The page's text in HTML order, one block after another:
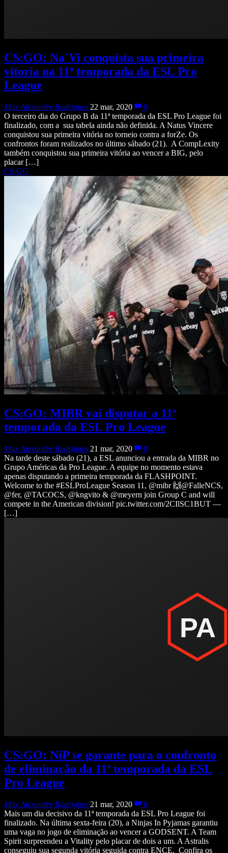
CS:GO: Na`Vi conquista sua primeira
vitoria na 11ª temporada da ESL Pro
League
Max Alexandre Rodrigues 22 mar, 2020
0
O terceiro dia do Grupo B da 11ª temporada da ESL Pro League foi
finalizado, com a sua tabela ainda não definida. A Natus Vincere
conquistou sua primeira vitória no torneio contra a forZe. Os
confrontos foram realizados no último sábado (21). A CompLexity
também conquistou sua primeira vitória ao vencer a BIG, pelo
placar […]
CS:GO
CS:GO: MIBR vai disputar a 11ª
temporada da ESL Pro League
Max Alexandre Rodrigues 21 mar, 2020
0
Na tarde deste sábado (21), a ESL anunciou a entrada da MIBR no
Grupo Américas da Pro League. A equipe no momento estava
apenas disputando a primeira temporada da FLASHPOINT.
Welcome to the #ESLProLeague Season 11, @mibr 🙌@FalleNCS,
@fer, @TACOCS, @kngvito & @meyern join Group C and will
compete in the American division! pic.twitter.com/2CIlSC1BUT —
[…]
CS:GO: NiP se garante para o confronto
de eliminação da 11ª temporada da ESL
Pro League
Max Alexandre Rodrigues 21 mar, 2020
0
Mais um dia decisivo da 11ª temporada da ESL Pro League foi
finalizado. Na última sexta-feira (20), a Ninjas In Pyjamas garantiu
uma vaga no jogo de eliminação ao vencer a GODSENT. A Team
Spirit surpreendeu a Vitality pelo placar de dois a um. A Astralis
conseguiu sua segunda vitória seguida contra ENCE. Confira os